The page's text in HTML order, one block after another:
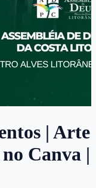
| Arte
Canva |